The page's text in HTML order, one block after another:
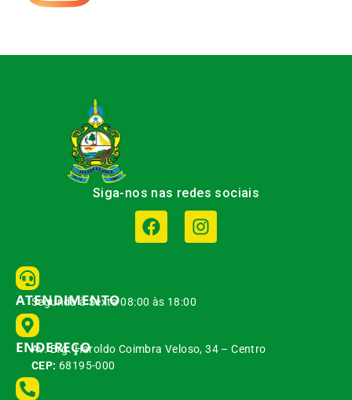
Siga-nos nas redes sociais
ATENDIMENTO
Segunda à Sexta 08:00 às 18:00
ENDEREÇO
Av. Brg. Haroldo Coimbra Veloso, 34 – Centro
CEP: 68195-000